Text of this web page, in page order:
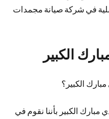
في شركة صيانة مجمدات
الكبير
الكبير؟
الكبير بأننا نقوم في